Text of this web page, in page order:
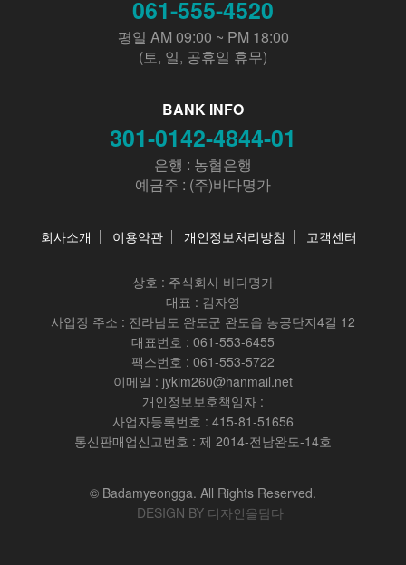
061-555-4520
평일 AM 09:00 ~ PM 18:00
(토, 일, 공휴일 휴무)
BANK INFO
301-0142-4844-01
은행 : 농협은행
예금주 : (주)바다명가
회사소개 이용약관 개인정보처리방침 고객센터
상호 : 주식회사 바다명가
대표 : 김자영
사업장 주소 : 전라남도 완도군 완도읍 농공단지4길 12
대표번호 : 061-553-6455
팩스번호 : 061-553-5722
이메일 : jykim260@hanmail.net
개인정보보호책임자 :
사업자등록번호 : 415-81-51656
통신판매업신고번호 : 제 2014-전남완도-14호
© Badamyeongga. All Rights Reserved.
DESIGN BY 디자인을담다